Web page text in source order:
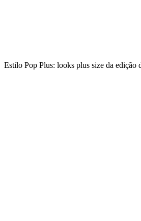
Estilo Pop Plus: looks plus size da edição